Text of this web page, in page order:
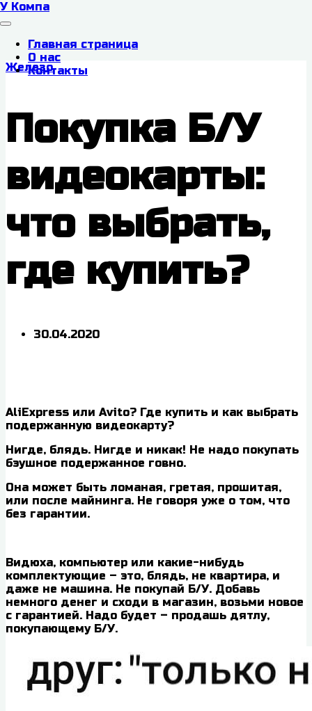
У Компа
Главная страница
О нас
Контакты
Железо
Покупка Б/У
видеокарты:
что выбрать,
где купить?
30.04.2020
AliExpress или Avito? Где купить и как выбрать
подержанную видеокарту?
Нигде, блядь. Нигде и никак! Не надо покупать
бэушное подержанное говно.
Она может быть ломаная, гретая, прошитая,
или после майнинга. Не говоря уже о том, что
без гарантии.
Видюха, компьютер или какие-нибудь
комплектующие – это, блядь, не квартира, и
даже не машина. Не покупай Б/У. Добавь
немного денег и сходи в магазин, возьми новое
с гарантией. Надо будет – продашь дятлу,
покупающему Б/У.